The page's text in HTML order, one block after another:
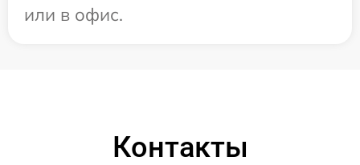
или в офис.
Контакты